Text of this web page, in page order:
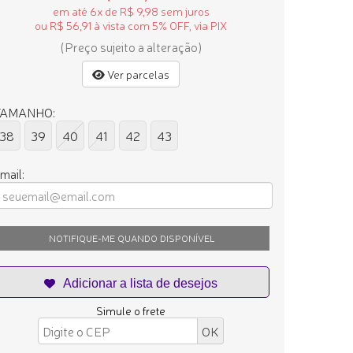
em até 6x de R$ 9,98 sem juros
ou R$ 56,91 à vista com 5% OFF, via PIX
(Preço sujeito a alteração)
Ver parcelas
38
39 40 41 42 43
NOTIFIQUE-ME QUANDO DISPONÍVEL
Simule o frete